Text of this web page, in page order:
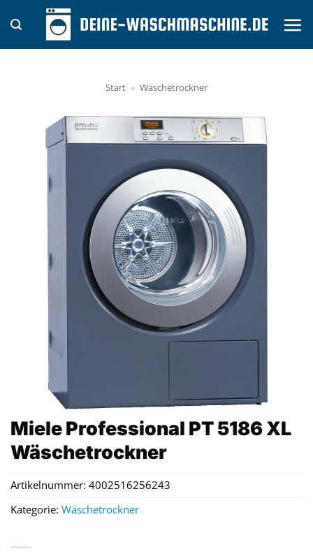
Inhalt
springen
Start » Wäschetrockner
Miele Professional PT 5186 XL
Wäschetrockner
Artikelnummer: 4002516256243
Kategorie: Wäschetrockner